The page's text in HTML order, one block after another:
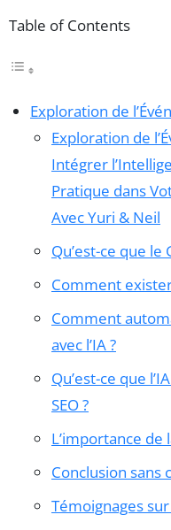
Table of Contents
Exploration de
Exploration de
Intégrer
Pratique dans
Avec Yuri & Neil
Qu’est-ce que le
Comment
Comment
avec l’IA ?
Qu’est-ce que
SEO ?
L’importance
Conclusion sans
Témoignages